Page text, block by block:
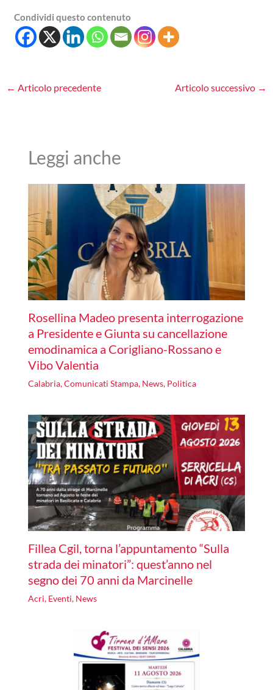
Condividi questo contenuto
← Articolo precedente Articolo successivo →
Leggi anche
Rosellina Madeo presenta interrogazione
a Presidente e Giunta su cancellazione
emodinamica a Corigliano-Rossano e
Vibo Valentia
Calabria,Comunicati Stampa, News, Politica
Fillea Cgil, torna l’appuntamento “Sulla
strada dei minatori”: quest’anno nel
segno dei 70 anni da Marcinelle
Acri, Eventi, News